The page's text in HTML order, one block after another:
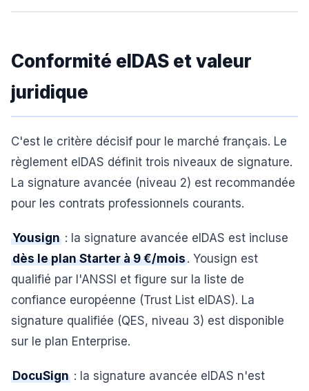
Conformité eIDAS et valeur
juridique
C'est le critère décisif pour le marché français. Le
règlement eIDAS définit trois niveaux de signature.
La signature avancée (niveau 2) est recommandée
pour les contrats professionnels courants.
Yousign : la signature avancée eIDAS est incluse
dès le plan Starter à 9 €/mois. Yousign est
qualifié par l'ANSSI et figure sur la liste de
confiance européenne (Trust List eIDAS). La
signature qualifiée (QES, niveau 3) est disponible
sur le plan Enterprise.
DocuSign : la signature avancée eIDAS n'est